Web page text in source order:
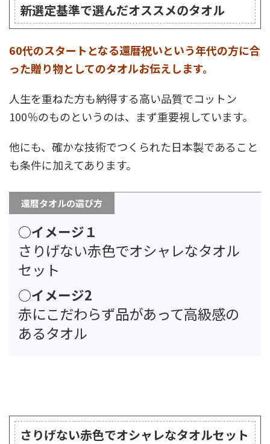
新選定基準で選んだオススメのタオル
60代のスタートとなる還暦祝いという年代の方に合
った贈り物としてのタオルお伝えします。
人生を重ねた方も納得する高い品質でコットン
100％のものというのは、まず重要視しています。
他にも、確かな技術でつくられた日本製であること
も条件に加えてあります。
還暦タオルの選び方
○イメージ１
さりげない赤色でオシャレなタオル
セット
○イメージ2
赤にこだわらず品があって高級感の
あるタオル
さりげない赤色でオシャレなタオルセット